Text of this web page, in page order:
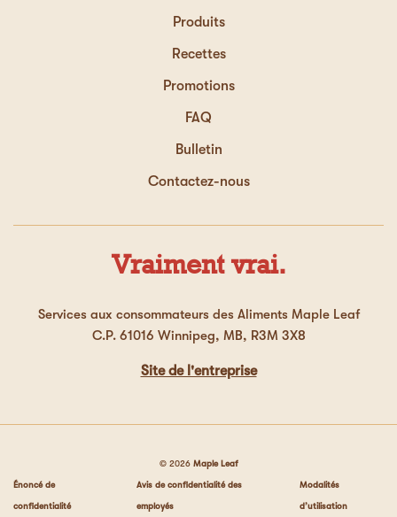
Produits
Recettes
Promotions
FAQ
Bulletin
Contactez-nous
Services aux consommateurs des Aliments Maple Leaf
C.P. 61016 Winnipeg, MB, R3M 3X8
Vraiment vrai.
Site de l'entreprise
© 2026 Maple Leaf
Énoncé de
confidentialité
Avis de confidentialité des
employés
Modalités
d’utilisation